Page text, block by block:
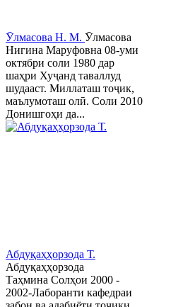
Ӯлмасова Н. М. Ӯлмасова
Нигина Маруфовна 08-уми
октябри соли 1980 дар
шаҳри Хуҷанд таваллуд
шудааст. Миллаташ тоҷик,
маълумоташ олӣ. Соли 2010
Донишгоҳи да...
Абдуқаҳҳорзода Т.
Абдуқаҳҳорзода
Таҳмина Солҳои 2000 -
2002-Лаборанти кафедраи